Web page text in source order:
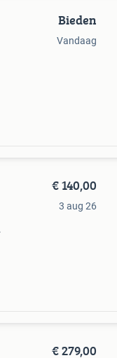
Bieden
Vandaag
€ 140,00
3 aug 26
€ 279,00